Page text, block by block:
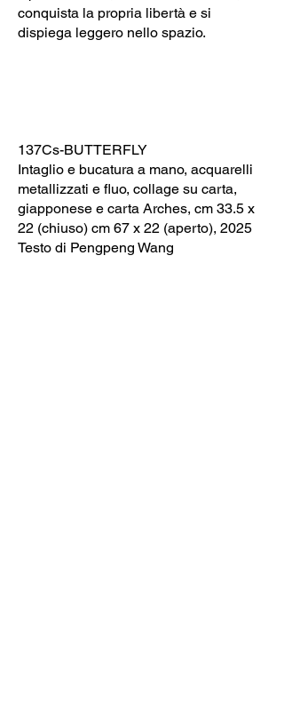
conquista la propria libertà e si
dispiega leggero nello spazio.
137Cs-BUTTERFLY
Intaglio e bucatura a mano, acquarelli
metallizzati e fluo, collage su carta,
giapponese e carta Arches, cm 33.5 x
22 (chiuso) cm 67 x 22 (aperto), 2025
Testo di Pengpeng Wang